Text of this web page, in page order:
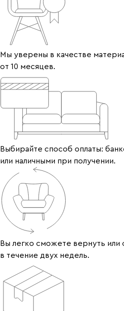
Мы уверены в качестве
от 10 месяцев.
Выбирайте способ оплаты:
или наличными при получении.
Вы легко сможете вернуть или
в течение двух недель.